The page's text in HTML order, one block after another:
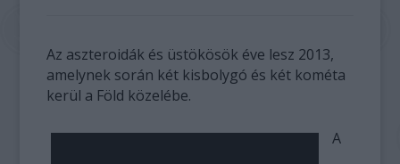
Az aszteroidák és üstökösök éve lesz 2013,
amelynek során két kisbolygó és két kométa
kerül a Föld közelébe.
A